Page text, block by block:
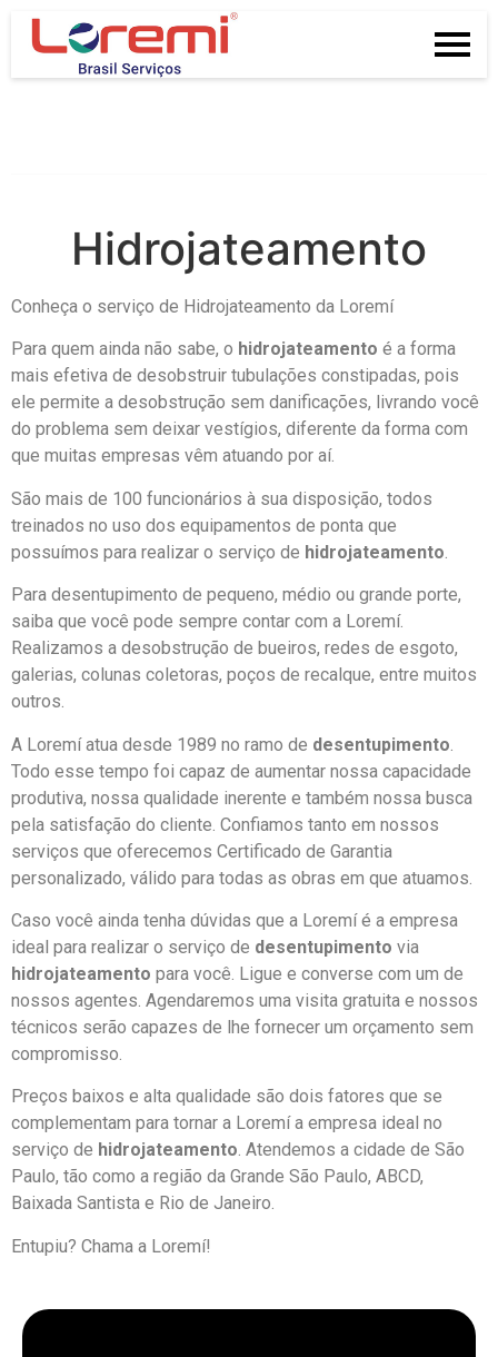
Hidrojateamento
Conheça o serviço de Hidrojateamento da Loremí
Para quem ainda não sabe, o hidrojateamento é a forma
mais efetiva de desobstruir tubulações constipadas, pois
ele permite a desobstrução sem danificações, livrando você
do problema sem deixar vestígios, diferente da forma com
que muitas empresas vêm atuando por aí.
São mais de 100 funcionários à sua disposição, todos
treinados no uso dos equipamentos de ponta que
possuímos para realizar o serviço de hidrojateamento
Para desentupimento de pequeno, médio ou grande porte,
saiba que você pode sempre contar com a Loremí.
Realizamos a desobstrução de bueiros, redes de esgoto,
galerias, colunas coletoras, poços de recalque, entre muitos
outros.
A Loremí atua desde 1989 no ramo de desentupimento
Todo esse tempo foi capaz de aumentar nossa capacidade
produtiva, nossa qualidade inerente e também nossa busca
pela satisfação do cliente. Confiamos tanto em nossos
serviços que oferecemos Certificado de Garantia
personalizado, válido para todas as obras em que atuamos.
Caso você ainda tenha dúvidas que a Loremí é a empresa
ideal para realizar o serviço de desentupimento via
hidrojateamento para você. Ligue e converse com um de
nossos agentes. Agendaremos uma visita gratuita e nossos
técnicos serão capazes de lhe fornecer um orçamento sem
compromisso.
Preços baixos e alta qualidade são dois fatores que se
complementam para tornar a Loremí a empresa ideal no
serviço de hidrojateamento. Atendemos a cidade de São
Paulo, tão como a região da Grande São Paulo, ABCD,
Baixada Santista e Rio de Janeiro.
Entupiu? Chama a Loremí!